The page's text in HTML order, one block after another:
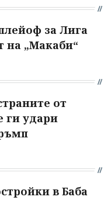
за Лига
на „Макаби“
от
ги удари
в Баба